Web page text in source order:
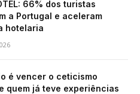
66% dos turistas
a Portugal e aceleram
hotelaria
é vencer o ceticismo
quem já teve experiências